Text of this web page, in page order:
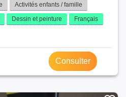
Activités enfants / famille
Dessin et peinture
Français
Consulter